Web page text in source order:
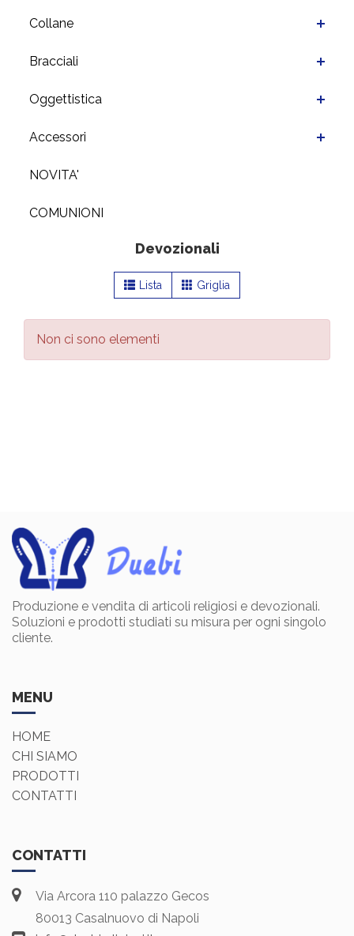
Collane
Bracciali
Oggettistica
Accessori
NOVITA'
COMUNIONI
Devozionali
Lista Griglia
Non ci sono elementi
Produzione e vendita di articoli religiosi e devozionali.
Soluzioni e prodotti studiati su misura per ogni singolo
cliente.
MENU
HOME
CHI SIAMO
PRODOTTI
CONTATTI
CONTATTI
Via Arcora 110 palazzo Gecos
80013 Casalnuovo di Napoli